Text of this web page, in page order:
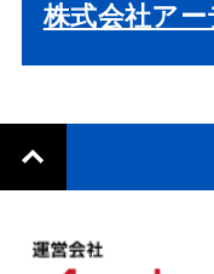
株式会社アー